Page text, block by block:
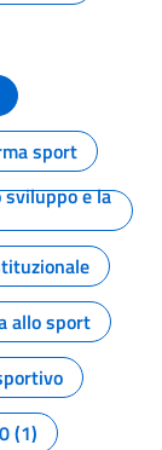
sport
e la
allo sport
(1)